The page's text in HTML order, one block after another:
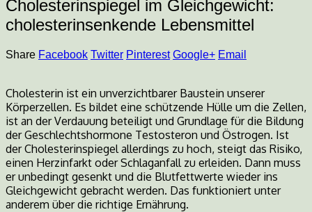
Cholesterinspiegel im Gleichgewicht:
cholesterinsenkende Lebensmittel
Share Facebook Twitter Pinterest Google+ Email
Cholesterin ist ein unverzichtbarer Baustein unserer
Körperzellen. Es bildet eine schützende Hülle um die Zellen,
ist an der Verdauung beteiligt und Grundlage für die Bildung
der Geschlechtshormone Testosteron und Östrogen. Ist
der Cholesterinspiegel allerdings zu hoch, steigt das Risiko,
einen Herzinfarkt oder Schlaganfall zu erleiden. Dann muss
er unbedingt gesenkt und die Blutfettwerte wieder ins
Gleichgewicht gebracht werden. Das funktioniert unter
anderem über die richtige Ernährung.